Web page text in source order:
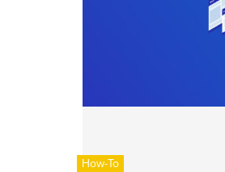
How-To